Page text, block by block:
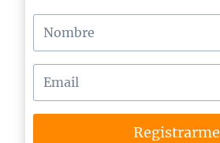
Registrarme